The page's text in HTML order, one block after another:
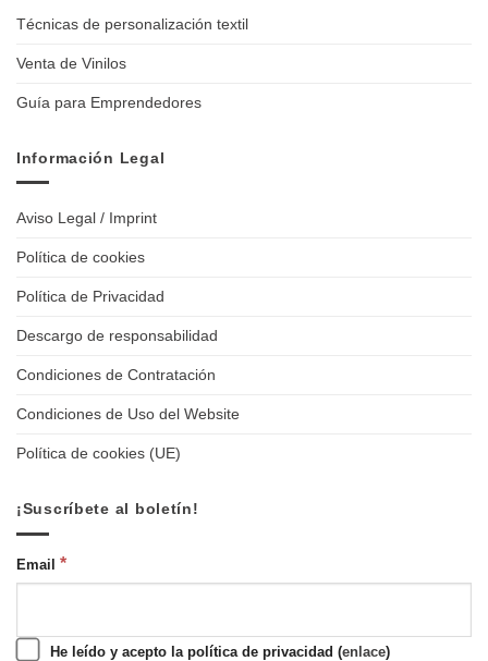
Técnicas de personalización textil
Venta de Vinilos
Guía para Emprendedores
Información Legal
Aviso Legal / Imprint
Política de cookies
Política de Privacidad
Descargo de responsabilidad
Condiciones de Contratación
Condiciones de Uso del Website
Política de cookies (UE)
¡Suscríbete al boletín!
Email *
He leído y acepto la política de privacidad (enlace)